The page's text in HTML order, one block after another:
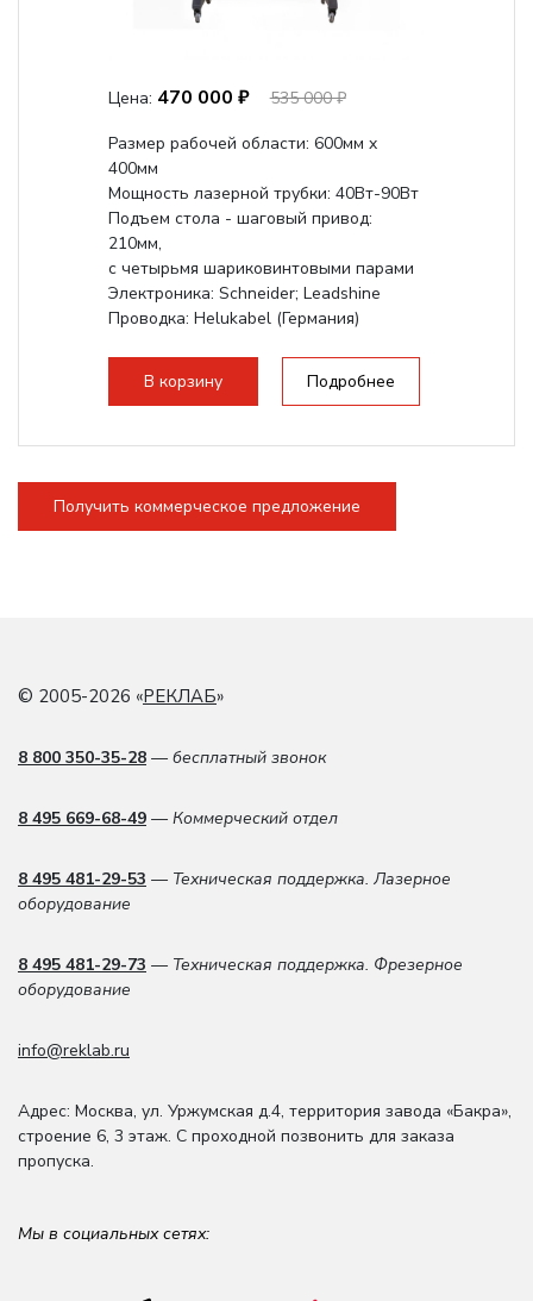
Цена: 470 000 ₽
535 000 ₽
Размер рабочей области: 600мм x
400мм
Мощность лазерной трубки: 40Вт-90Вт
Подъем стола - шаговый привод:
210мм,
с четырьмя шариковинтовыми парами
Электроника: Schneider; Leadshine
Проводка: Helukabel (Германия)
В корзину
Подробнее
Получить коммерческое предложение
© 2005-2026 «РЕКЛАБ»
8 800 350-35-28 — бесплатный звонок
8 495 669-68-49 — Коммерческий отдел
8 495 481-29-53 — Техническая поддержка. Лазерное
оборудование
8 495 481-29-73 — Техническая поддержка. Фрезерное
оборудование
info@reklab.ru
Адрес: Москва, ул. Уржумская д.4, территория завода «Бакра»,
строение 6, 3 этаж. С проходной позвонить для заказа
пропуска.
Мы в социальных сетях: